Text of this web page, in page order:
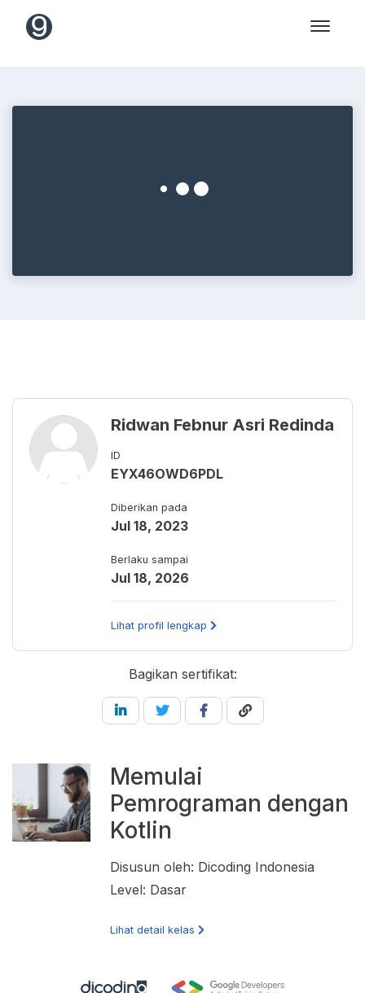
Ridwan Febnur Asri Redinda
ID
EYX46OWD6PDL
Diberikan pada
Jul 18, 2023
Berlaku sampai
Jul 18, 2026
Lihat profil lengkap
Bagikan sertifikat:
Memulai
Pemrograman dengan
Kotlin
Disusun oleh: Dicoding Indonesia
Level: Dasar
Lihat detail kelas